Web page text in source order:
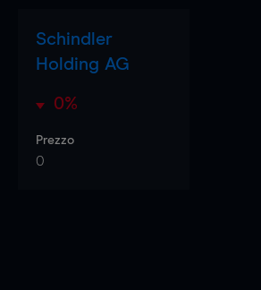
Schindler
Holding AG
0%
Prezzo
0